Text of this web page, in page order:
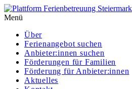
Menü
Über
Ferienangebot suchen
Anbieter:innen suchen
För­de­run­gen für Familien
Förderung für Anbieter:innen
Aktuelles